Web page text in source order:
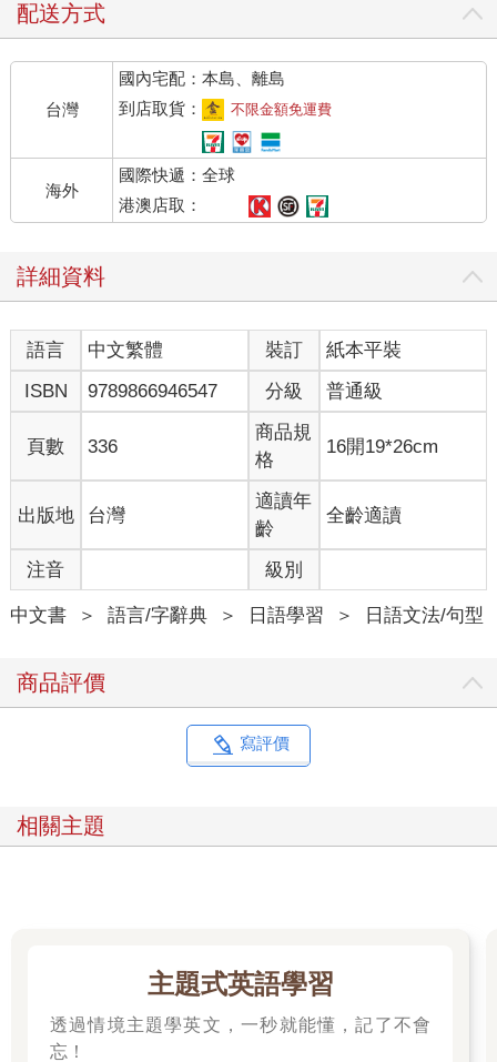
配送方式
台灣
國內宅配：本島、離島
到店取貨：
不限金額免運費
海外
國際快遞：全球
港澳店取：
詳細資料
語言 中文繁體 裝訂
紙本平裝
ISBN
9789866946547 分級 普通級
頁數 336
商品規
格
16開19*26cm
出版地 台灣
適讀年
齡
全齡適讀
注音 級別
中文書 ＞ 語言/字辭典 ＞ 日語學習 ＞ 日語文法/句型
商品評價
寫評價
相關主題
主題式英語學習
透過情境主題學英文，一秒就能懂，記了不會
忘！